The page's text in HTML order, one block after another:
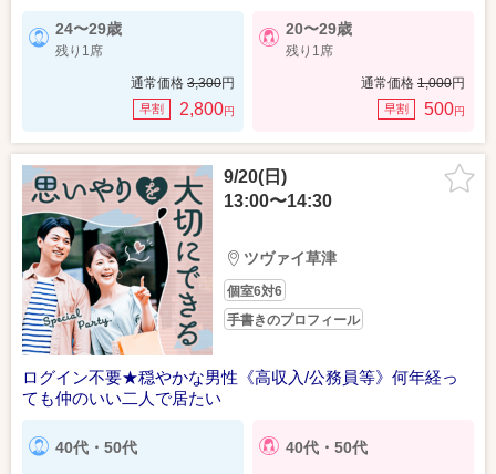
24〜29歳
残り1席
通常価格 3,300円
早割 2,800円
20〜29歳
残り1席
通常価格 1,000円
早割 500円
9/20(日)
13:00〜14:30
ツヴァイ草津
個室6対6
手書きのプロフィール
ログイン不要★穏やかな男性《高収入/公務員等》何年経っ
ても仲のいい二人で居たい
40代・50代 40代・50代